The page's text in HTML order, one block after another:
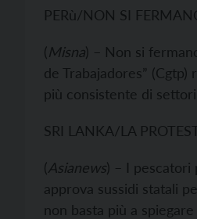
PERù/NON SI
(Misna) – Non si
de Trabajadores”
più consistente di
SRI LANKA/LA
(Asianews) – I pescatori
approva sussidi statali
non basta più a